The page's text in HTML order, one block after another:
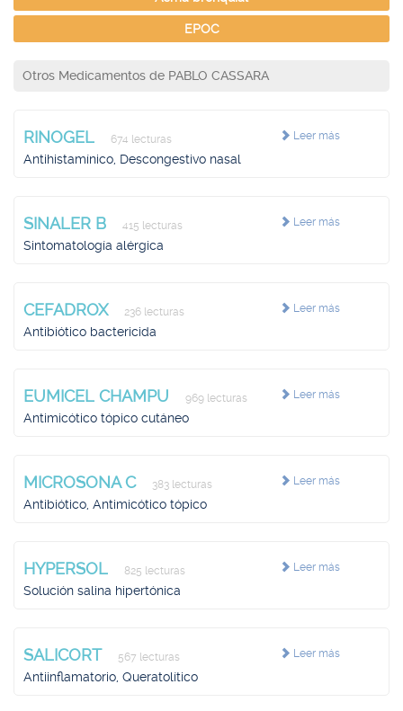
EPOC
Otros Medicamentos de PABLO CASSARA
Leer más
RINOGEL 674 lecturas
Antihistamínico, Descongestivo nasal
Leer más
SINALER B 415 lecturas
Sintomatología alérgica
Leer más
CEFADROX 236 lecturas
Antibiótico bactericida
Leer más
EUMICEL CHAMPU 969 lecturas
Antimicótico tópico cutáneo
Leer más
MICROSONA C 383 lecturas
Antibiótico, Antimicótico tópico
Leer más
HYPERSOL 825 lecturas
Solución salina hipertónica
Leer más
SALICORT 567 lecturas
Antiinflamatorio, Queratolítico